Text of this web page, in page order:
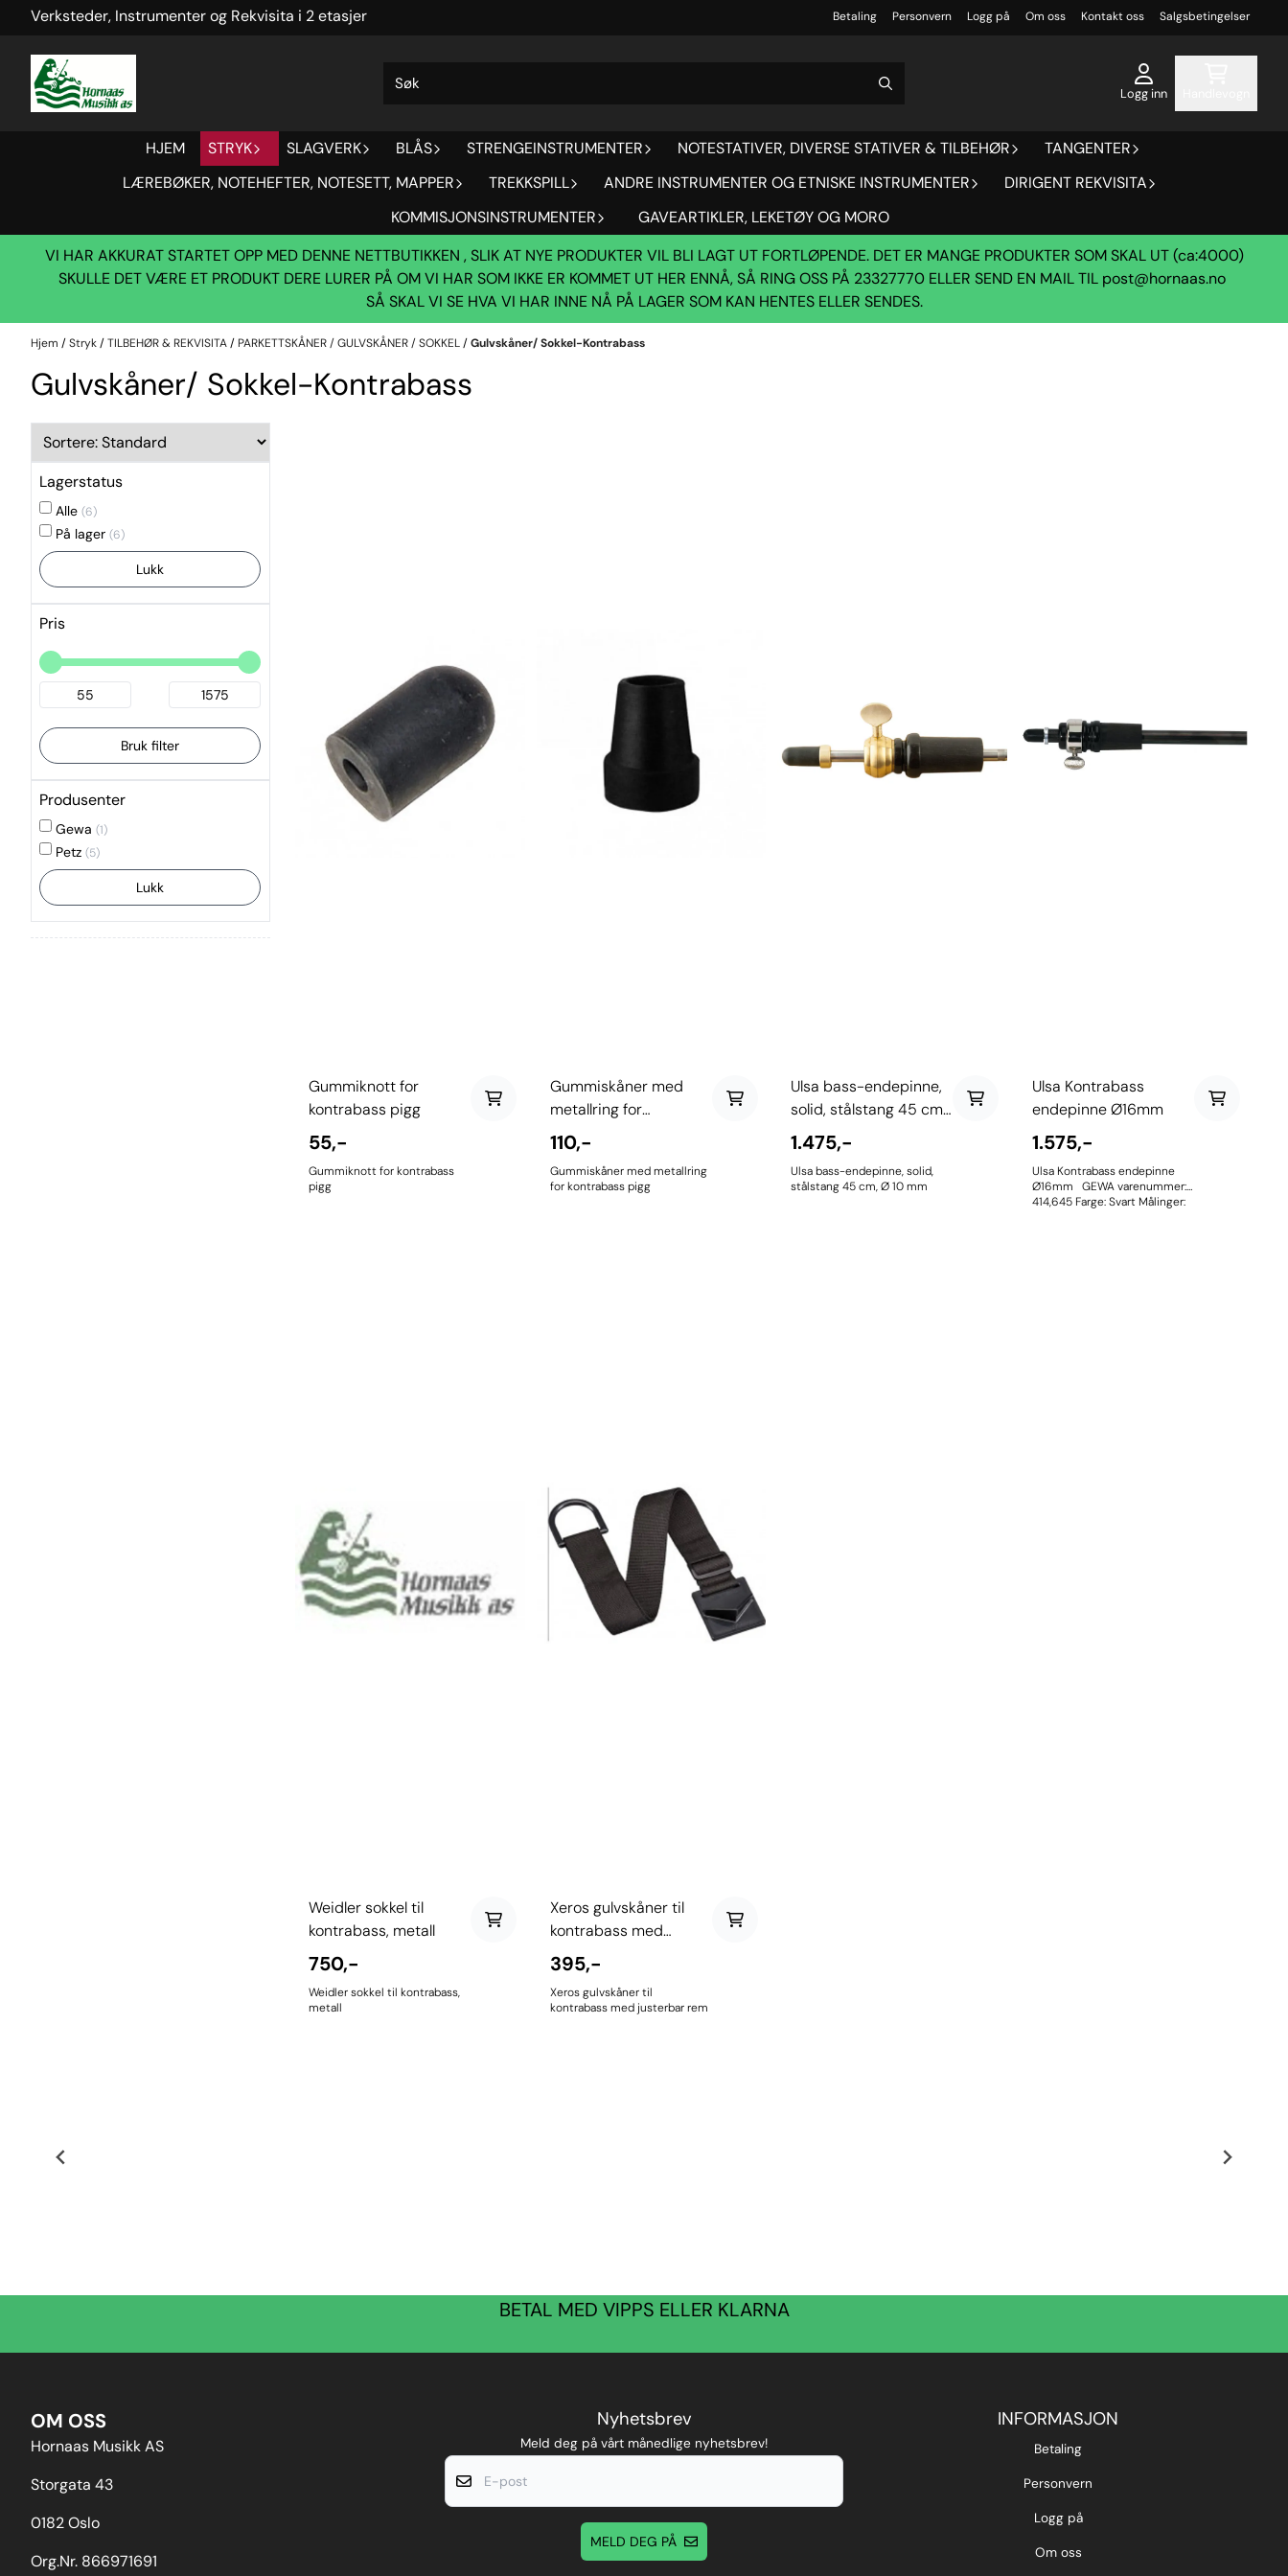
Hopp til innhold
Verksteder, Instrumenter og Rekvisita i 2 etasjer Betaling Personvern Logg på Om oss Kontakt oss Salgsbetingelser
Logg inn
HJEM STRYK SLAGVERK BLÅS STRENGEINSTRUMENTER NOTESTATIVER, DIVERSE STATIVER & TILBEHØR
TANGENTER
LÆREBØKER, NOTEHEFTER, NOTESETT, MAPPER
TREKKSPILL ANDRE INSTRUMENTER OG ETNISKE INSTRUMENTER
DIRIGENT REKVISITA
KOMMISJONSINSTRUMENTER
GAVEARTIKLER, LEKETØY OG MORO
VI HAR AKKURAT STARTET OPP MED DENNE NETTBUTIKKEN , SLIK AT NYE PRODUKTER VIL BLI LAGT UT FORTLØPENDE. DET ER MANGE PRODUKTER SOM SKAL UT (ca:4000)
SKULLE DET VÆRE ET PRODUKT DERE LURER PÅ OM VI HAR SOM IKKE ER KOMMET UT HER ENNÅ, SÅ RING OSS PÅ 23327770 ELLER SEND EN MAIL TIL post@hornaas.no
SÅ SKAL VI SE HVA VI HAR INNE NÅ PÅ LAGER SOM KAN HENTES ELLER SENDES.
Hjem /Stryk/TILBEHØR & REKVISITA/ PARKETTSKÅNER / GULVSKÅNER / SOKKEL/Gulvskåner/ Sokkel-Kontrabass
Gulvskåner/ Sokkel-Kontrabass
Lagerstatus
Alle (6)
På lager (6)
Lukk
Pris
Bruk filter
Produsenter
Gewa (1)
Petz (5)
Lukk
Gummiknott for
kontrabass pigg
55,-
Gummiknott for kontrabass
pigg
Gummiskåner med
metallring for
kontrabass pigg
110,-
Gummiskåner med metallring
for kontrabass pigg
Ulsa bass-endepinne,
solid, stålstang 45 cm,
Ø 10 ...
1.475,-
Ulsa bass-endepinne, solid,
stålstang 45 cm, Ø 10 mm
Ulsa Kontrabass
endepinne Ø16mm
1.575,-
Ulsa Kontrabass endepinne
Ø16mm GEWA varenummer:
414,645 Farge: Svart Målinger:
Weidler sokkel til
kontrabass, metall
750,-
Weidler sokkel til kontrabass,
metall
Xeros gulvskåner til
kontrabass med
justerbar rem
395,-
Xeros gulvskåner til
kontrabass med justerbar rem
BETAL MED VIPPS ELLER KLARNA
OM OSS
Hornaas Musikk AS
Storgata 43
0182 Oslo
Org.Nr. 866971691
Nyhetsbrev
Meld deg på vårt månedlige nyhetsbrev!
MELD DEG PÅ
INFORMASJON
Betaling
Personvern
Logg på
Om oss